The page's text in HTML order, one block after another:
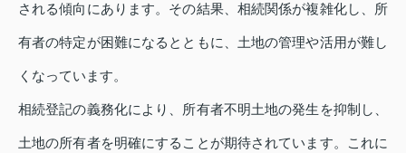
される傾向にあります。その結果、相続関係が複雑化し、所
有者の特定が困難になるとともに、土地の管理や活用が難し
くなっています。
相続登記の義務化により、所有者不明土地の発生を抑制し、
土地の所有者を明確にすることが期待されています。これに